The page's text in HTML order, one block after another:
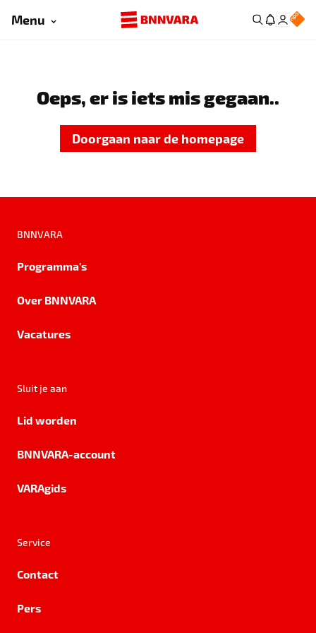
Menu
Oeps, er is iets mis gegaan..
Doorgaan naar de homepage
BNNVARA
Programma's
Over BNNVARA
Vacatures
Sluit je aan
Lid worden
BNNVARA-account
VARAgids
Service
Contact
Pers